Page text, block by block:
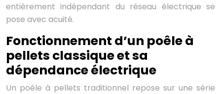
entièrement indépendant du réseau électrique se
pose avec acuité.
Fonctionnement d’un poêle à
pellets classique et sa
dépendance électrique
Un poêle à pellets traditionnel repose sur une série